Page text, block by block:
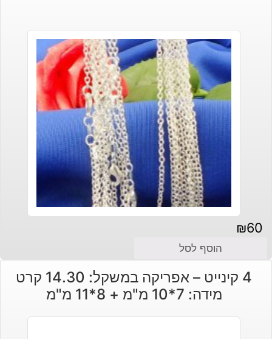
₪60
הוסף לסל
4 קינייט – אפריקה במשקל: 14.30 קרט
מידה: 7*10 מ"מ + 8*11 מ"מ